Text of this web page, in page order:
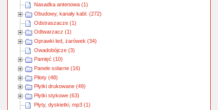
Nasadka antenowa (1)
Obudowy, kanały kabl. (272)
Odstraszacze (1)
Odtwarzacz (1)
Oprawki led, żarówek (34)
Owadobójcze (3)
Pamięć (10)
Panele solarne (16)
Piloty (48)
Płytki drukowane (49)
Płytki stykowe (63)
Płyty, dyskietki, mp3 (1)